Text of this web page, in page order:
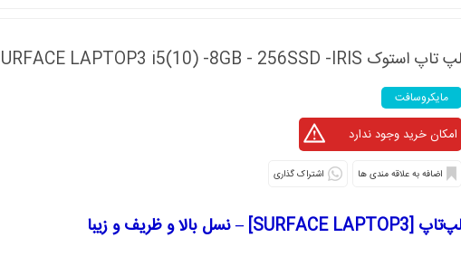
لپ تاپ استوک SURFACE LAPTOP3 i5(10) -8GB - 256SSD -IRIS
مایکروسافت
اشتراک گذاری
لپ‌تاپ [SURFACE LAPTOP3] – نسل بالا و ظریف و زیبا